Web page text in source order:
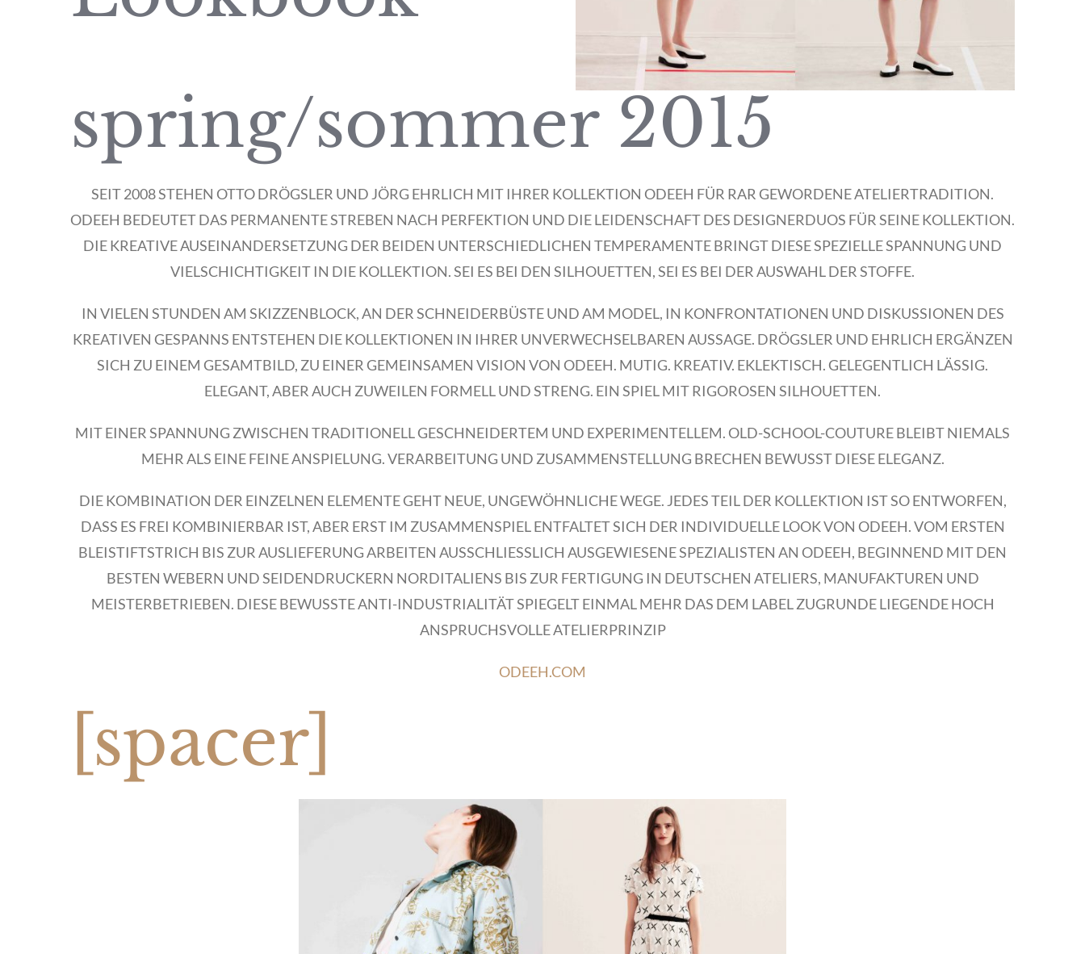
spring/sommer 2015
SEIT 2008 STEHEN OTTO DRÖGSLER UND JÖRG EHRLICH MIT IHRER KOLLEKTION ODEEH FÜR RAR GEWORDENE ATELIERTRADITION.
ODEEH BEDEUTET DAS PERMANENTE STREBEN NACH PERFEKTION UND DIE LEIDENSCHAFT DES DESIGNERDUOS FÜR SEINE KOLLEKTION.
DIE KREATIVE AUSEINANDERSETZUNG DER BEIDEN UNTERSCHIEDLICHEN TEMPERAMENTE BRINGT DIESE SPEZIELLE SPANNUNG UND
VIELSCHICHTIGKEIT IN DIE KOLLEKTION. SEI ES BEI DEN SILHOUETTEN, SEI ES BEI DER AUSWAHL DER STOFFE.
IN VIELEN STUNDEN AM SKIZZENBLOCK, AN DER SCHNEIDERBÜSTE UND AM MODEL, IN KONFRONTATIONEN UND DISKUSSIONEN DES
KREATIVEN GESPANNS ENTSTEHEN DIE KOLLEKTIONEN IN IHRER UNVERWECHSELBAREN AUSSAGE. DRÖGSLER UND EHRLICH ERGÄNZEN
SICH ZU EINEM GESAMTBILD, ZU EINER GEMEINSAMEN VISION VON ODEEH. MUTIG. KREATIV. EKLEKTISCH. GELEGENTLICH LÄSSIG.
ELEGANT, ABER AUCH ZUWEILEN FORMELL UND STRENG. EIN SPIEL MIT RIGOROSEN SILHOUETTEN.
MIT EINER SPANNUNG ZWISCHEN TRADITIONELL GESCHNEIDERTEM UND EXPERIMENTELLEM. OLD-SCHOOL-COUTURE BLEIBT NIEMALS
MEHR ALS EINE FEINE ANSPIELUNG. VERARBEITUNG UND ZUSAMMENSTELLUNG BRECHEN BEWUSST DIESE ELEGANZ.
DIE KOMBINATION DER EINZELNEN ELEMENTE GEHT NEUE, UNGEWÖHNLICHE WEGE. JEDES TEIL DER KOLLEKTION IST SO ENTWORFEN,
DASS ES FREI KOMBINIERBAR IST, ABER ERST IM ZUSAMMENSPIEL ENTFALTET SICH DER INDIVIDUELLE LOOK VON ODEEH. VOM ERSTEN
BLEISTIFTSTRICH BIS ZUR AUSLIEFERUNG ARBEITEN AUSSCHLIESSLICH AUSGEWIESENE SPEZIALISTEN AN ODEEH, BEGINNEND MIT DEN
BESTEN WEBERN UND SEIDENDRUCKERN NORDITALIENS BIS ZUR FERTIGUNG IN DEUTSCHEN ATELIERS, MANUFAKTUREN UND
MEISTERBETRIEBEN. DIESE BEWUSSTE ANTI-INDUSTRIALITÄT SPIEGELT EINMAL MEHR DAS DEM LABEL ZUGRUNDE LIEGENDE HOCH
ANSPRUCHSVOLLE ATELIERPRINZIP
ODEEH.COM
[spacer]